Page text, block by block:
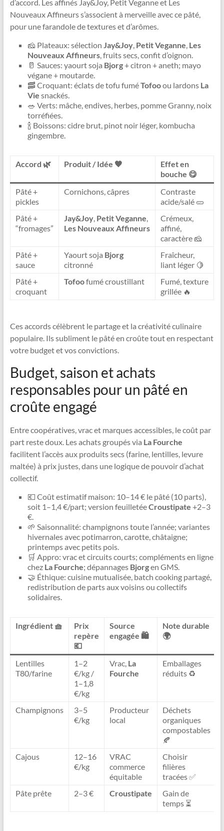
d’accord. Les affinés Jay&Joy, Petit Veganne et Les
Nouveaux Affineurs s’associent à merveille avec ce pâté,
pour une farandole de textures et d’arômes.
🧀 Plateaux: sélection Jay&Joy, Petit Veganne, Les
Nouveaux Affineurs, fruits secs, confit d’oignon.
🥛 Sauces: yaourt soja Bjorg+ citron + aneth; mayo
végane + moutarde.
🥓 Croquant: éclats de tofu fuméTofooou lardons La
Vie snackés.
🥗 Verts: mâche, endives, herbes, pomme Granny, noix
torréfiées.
🍾 Boissons: cidre brut, pinot noir léger, kombucha
gingembre.
Accord 🌿 Produit / Idée 🧡
Effet en
bouche 😋
Pâté +
pickles
Cornichons, câpres
Contraste
acide/salé 🥒
Pâté +
“fromages”
Jay&Joy, Petit Veganne,
Les Nouveaux Affineurs
Crémeux,
affiné,
caractère 🧀
Pâté +
sauce
Yaourt soja Bjorg
citronné
Fraîcheur,
liant léger 🍋
Pâté +
croquant
Tofoofumé croustillant
Fumé, texture
grillée 🔥
Ces accords célèbrent le partage et la créativité culinaire
populaire. Ils subliment le pâté en croûte tout en respectant
votre budget et vos convictions.
Budget, saison et achats
responsables pour un pâté en
croûte engagé
Entre coopératives, vrac et marques accessibles, le coût par
part reste doux. Les achats groupés via La Fourche
facilitent l’accès aux produits secs (farine, lentilles, levure
maltée) à prix justes, dans une logique de pouvoir d’achat
collectif.
💶 Coût estimatif maison: 10–14 € le pâté (10 parts),
soit 1–1,4 €/part; version feuilletéeCroustipate +2–3
€.
🌱 Saisonnalité: champignons toute l’année; variantes
hivernales avec potimarron, carotte, châtaigne;
printemps avec petits pois.
🛒 Appro: vrac et circuits courts; compléments en ligne
chez La Fourche; dépannages Bjorgen GMS.
🤝 Éthique: cuisine mutualisée, batch cooking partagé,
redistribution de parts aux voisins ou collectifs
solidaires.
Ingrédient 🧺
Prix
repère
💶
Source
engagée 🛍️
Note durable
🌍
Lentilles
T80/farine
1–2
€/kg /
1–1,8
€/kg
Vrac, La
Fourche
Emballages
réduits ♻️
Champignons
3–5
€/kg
Producteur
local
Déchets
organiques
compostables
🍂
Cajous
12–16
€/kg
VRAC
commerce
équitable
Choisir
filières
tracées ✅
Pâte prête
2–3 € Croustipate
Gain de
temps ⏳